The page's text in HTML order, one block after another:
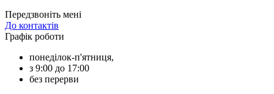
Передзвоніть мені
До контактів
Графік роботи
понеділок-п'ятниця,
з 9:00 до 17:00
без перерви